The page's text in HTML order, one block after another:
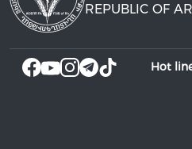
REPUBLIC OF
Hot